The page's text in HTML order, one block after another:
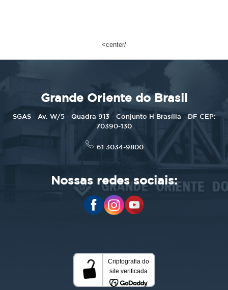
<center/
Grande Oriente do Brasil
SGAS - Av. W/5 - Quadra 913 - Conjunto H Brasília - DF CEP:
70390-130
61 3034-9800
Nossas redes sociais: